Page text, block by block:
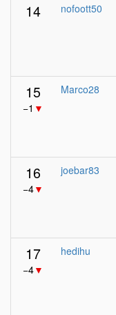
14 nofoott50
15
−1 ▼
Marco28
16
−4▼
joebar83
17
−4▼
hedihu